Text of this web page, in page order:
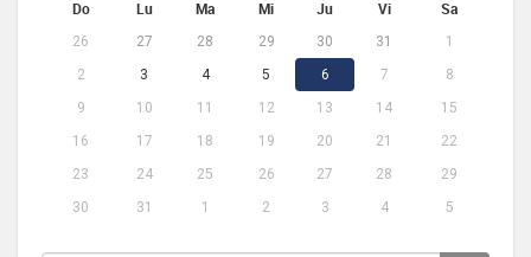
Do Lu Ma Mi Ju Vi Sa
26 27 28 29 30 31
1
2
3 4 5 6 7
8
9
10 11 12 13 14
15
16
17 18 19 20 21
22
23
24 25 26 27 28
29
30
31 1 2 3 4 5